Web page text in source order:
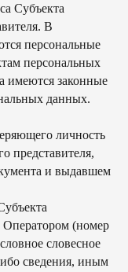
Субъекта
В
персональные
персональных
имеются законные
данных.
личность
представителя,
и выдавшем
(номер
словесное
сведения, иным